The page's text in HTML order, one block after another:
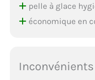
pelle à glace
économique en
Inconvénients